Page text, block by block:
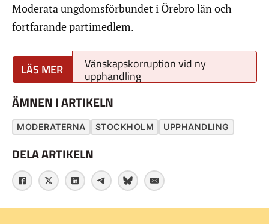
Moderata ungdomsförbundet i Örebro län och
fortfarande partimedlem.
Vänskapskorruption vid ny
upphandling
ÄMNEN I ARTIKELN
MODERATERNA STOCKHOLM UPPHANDLING
DELA ARTIKELN